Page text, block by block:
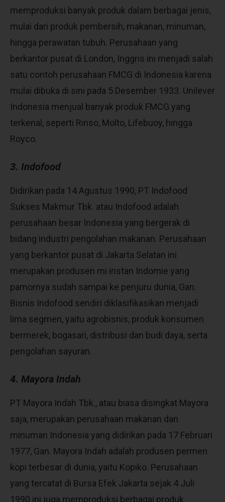
memproduksi banyak produk dalam berbagai jenis,
mulai dari produk pembersih, makanan, minuman,
hingga perawatan tubuh. Perusahaan yang
berkantor pusat di London, Inggris ini menjadi salah
satu contoh perusahaan FMCG di Indonesia karena
mulai dibuka di sini pada 5 Desember 1933. Unilever
Indonesia menjual banyak produk FMCG yang
terkenal, seperti Rinso, Molto, Lifebuoy, hingga
Royco.
3. Indofood
Didirikan pada 14 Agustus 1990, PT Indofood
Sukses Makmur Tbk. atau Indofood adalah
perusahaan besar Indonesia yang bergerak di
bidang industri pengolahan makanan. Perusahaan
yang berkantor pusat di Jakarta Selatan ini
merupakan produsen mi instan Indomie yang
pamornya sudah sampai ke penjuru dunia, Gan.
Bisnis Indofood sendiri diklasifikasikan menjadi
lima segmen, yaitu agrobisnis, produk konsumen
bermerek, bogasari, distribusi dan budi daya, serta
pengolahan sayuran.
4. Mayora Indah
PT Mayora Indah Tbk., atau biasa disingkat Mayora
saja, merupakan perusahaan makanan dan
minuman Indonesia yang didirikan pada 17 Februari
1977, Gan. Mayora Indah adalah produsen permen
kopi terbesar di dunia, yaitu Kopiko. Perusahaan
yang tercatat di Bursa Efek Jakarta sejak 4 Juli
1990 ini juga memproduksi berbagai produk